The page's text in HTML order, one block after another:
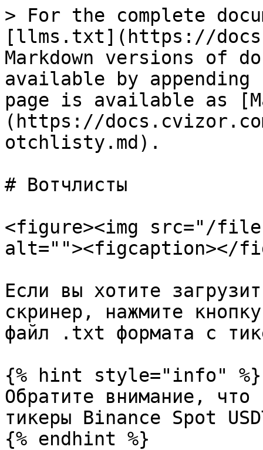
> For the complete
[llms.txt](https://
Markdown versions of
available by
page is available as
(https://
otchlisty.md).
# Вотчлисты
<figure><img src="/files/
alt=""><figcaption></
Если вы хотите
скринер, нажмите
файл .txt формата с
{% hint style="info" %}
Обратите внимание, что
тикеры Binance Spot
{% endhint %}